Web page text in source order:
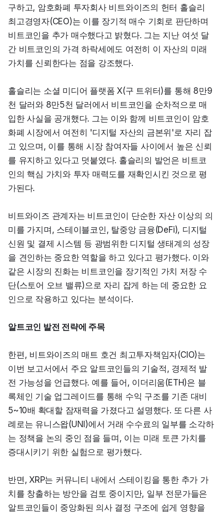
구하고, 암호화폐 투자회사 비트와이즈의 헌터 홀슬리
최고경영자(CEO)는 이를 장기적 매수 기회로 판단하며
비트코인을 추가 매수했다고 밝혔다. 그는 지난 여섯 달
간 비트코인의 가격 하락세에도 여전히 이 자산의 미래
가치를 신뢰한다는 점을 강조했다.
홀슬리는 소셜 미디어 플랫폼 X(구 트위터)를 통해 8만9
천 달러와 8만5천 달러에서 비트코인을 순차적으로 매
입한 사실을 공개했다. 그는 이와 함께 비트코인이 암호
화폐 시장에서 여전히 '디지털 자산의 금본위'로 자리 잡
고 있으며, 이를 통해 시장 참여자들 사이에서 높은 신뢰
를 유지하고 있다고 덧붙였다. 홀슬리의 발언은 비트코
인의 핵심 가치와 투자 매력도를 재확인시킨 것으로 평
가된다.
비트와이즈 관계자는 비트코인이 단순한 자산 이상의 의
미를 가지며, 스테이블코인, 탈중앙 금융(DeFi), 디지털
신원 및 결제 시스템 등 광범위한 디지털 생태계의 성장
을 견인하는 중요한 역할을 하고 있다고 평가했다. 이와
같은 시장의 진화는 비트코인을 장기적인 가치 저장 수
단(스토어 오브 밸류)으로 자리 잡게 하는 데 중요한 요
인으로 작용하고 있다는 분석이다.
알트코인 발전 전략에 주목
한편, 비트와이즈의 매트 호건 최고투자책임자(CIO)는
이번 보고서에서 주요 알트코인들의 기술적, 경제적 발
전 가능성을 언급했다. 예를 들어, 이더리움(ETH)은 블
록체인 기술 업그레이드를 통해 수익 구조를 기존 대비
5~10배 확대할 잠재력을 가졌다고 설명했다. 또 다른 사
례로는 유니스왑(UNI)에서 거래 수수료의 일부를 소각하
는 정책을 논의 중인 점을 들며, 이는 미래 토큰 가치를
증대시키기 위한 실험으로 평가했다.
반면, XRP는 커뮤니티 내에서 스테이킹을 통한 추가 가
치를 창출하는 방안을 검토 중이지만, 일부 전문가들은
알트코인들이 중앙화된 의사 결정 구조에 쉽게 영향을